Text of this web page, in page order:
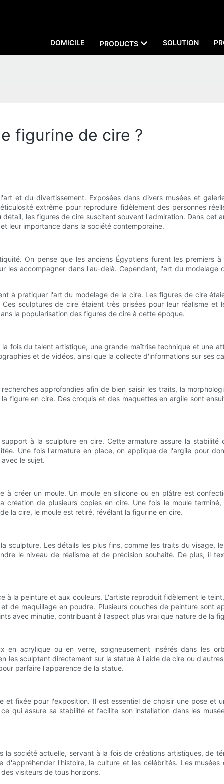
DOMICILE PRODUCTS SOLUTION
figurine de cire ?
et du divertissement. Exposées dans divers musées et
extrême pour reproduire fidèlement des personnes
les figures de cire suscitent souvent l'admiration. Dans cet
leur importance dans la société contemporaine.
On pense que les anciens Égyptiens furent les premiers
les accompagner dans l'au-delà. Cependant, l'art du
à pratiquer l'art du modelage de la cire. Les figures de cire
sculptures de cire étaient très prisées pour leur réalisme et
la popularisation des figures de cire à cette époque.
fois du talent artistique, une grande maîtrise technique et une
et de vidéos, ainsi que la collecte d'informations sur ses
approfondies afin de bien saisir les traits, la
figure en cire. Des croquis et des maquettes en argile sont
à la sculpture en cire. Cette armature assure la
Une fois l'armature en place, on applique de l'argile pour
le sujet.
à créer un moule. Un moule en silicone ou en plâtre est
création de plusieurs copies en cire. Une fois le moule
la cire, le moule est retiré, révélant la figurine en cire.
sculpture. Les détails les plus fins, comme les traits du visage,
le niveau de réalisme et de précision souhaité. De plus, il
à la peinture et aux couleurs. L'artiste reproduit fidèlement le
de maquillage en poudre. Plusieurs couches de peinture sont
avec minutie, contribuant à l'aspect plus vrai que nature de la
acrylique ou en verre, soigneusement insérés dans les
les sculptant directement sur la statue à l'aide de cire ou
parfaire l'apparence de la statue.
et fixée pour l'exposition. Il est essentiel de choisir une pose et
qui assure sa stabilité et facilite son installation dans les
la société actuelle, servant à la fois de créations artistiques, de
l'histoire, la culture et les célébrités. Les
visiteurs de tous horizons.